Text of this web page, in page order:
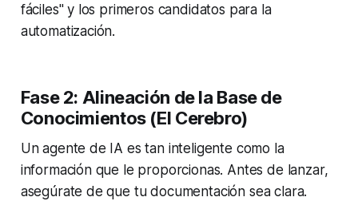
fáciles" y los primeros candidatos para la
automatización.
Fase 2: Alineación de la Base de
Conocimientos (El Cerebro)
Un agente de IA es tan inteligente como la
información que le proporcionas. Antes de lanzar,
asegúrate de que tu documentación sea clara.